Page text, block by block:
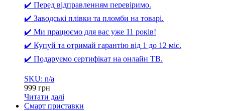
✔️ Перед відправленням перевіримо.
✔️ Заводські плівки та пломби на товарі.
✔️ Ми працюємо для вас уже 11 років!
✔️ Купуй та отримай гарантію від 1 до 12 міс.
✔️ Подаруємо сертифікат на онлайн ТВ.
SKU: n/a
999 грн
Читати далі
Смарт приставки